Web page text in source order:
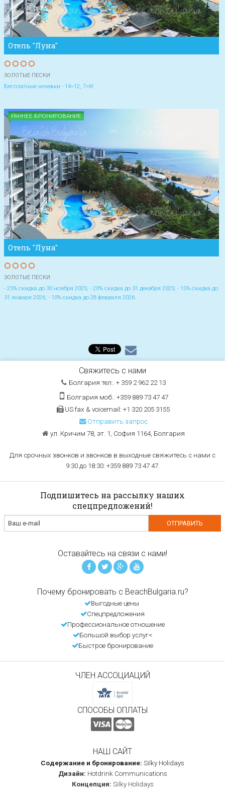
Отель "Луна"
ЗОЛОТЫЕ ПЕСКИ
Бесплатные ночевки - 14=12, 7=6!
РАННЕЕ БРОНИРОВАНИЕ
Отель "Луна"
ЗОЛОТЫЕ ПЕСКИ
- 25% скидка до 30 ноября 2025; - 20% скидка до 31 декабря 2025; - 15% скидка до
31 января 2026; - 10% скидка до 28 февраля 2026.
Свяжитесь с нами
Болгария тел:. + 359 2 962 22 13
Болгария моб.: +359 889 73 47 47
US fax & voicemail: +1 320 205 3155
Отправить запрос
ул. Кричим 78, эт. 1, София 1164, Болгария
Для срочных звонков и звонков в выходные свяжитесь с нами с
9:30 до 18:30: +359 889 73 47 47.
Подпишитесь на рассылку наших
спецпредложений!
Оставайтесь на связи с нами!
Почему бронировать с BeachBulgaria.ru?
Выгодные цены
Спецпредложения
Профессиональное отношение
Большой выбор услуг<
Быстрое бронирование
ЧЛЕН АССОЦИАЦИЙ
СПОСОБЫ ОПЛАТЫ
НАШ САЙТ
Содержание и бронирование: Silky Holidays
Дизайн: Hotdrink Communications
Концепция: Silky Holidays